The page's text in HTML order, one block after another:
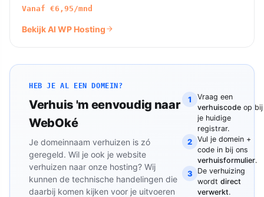
Vanaf €6,95 /mnd
Bekijk AI WP Hosting
HEB JE AL EEN DOMEIN?
Verhuis 'm eenvoudig naar
WebOké
Je domeinnaam verhuizen is zó
geregeld. Wil je ook je website
verhuizen naar onze hosting? Wij
kunnen de technische handelingen die
daarbij komen kijken voor je uitvoeren
1
Vraag een
verhuiscode op bij
je huidige
registrar.
2 Vul je domein +
code in bij ons
verhuisformulier.
3
De verhuizing
wordt direct
verwerkt.